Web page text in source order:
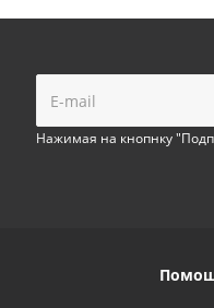
Нажимая на кнопнку